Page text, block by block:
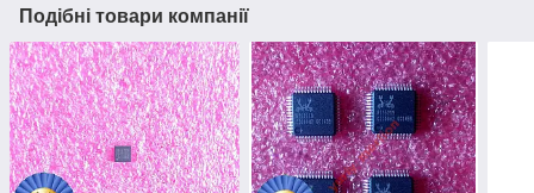
Подібні товари компанії